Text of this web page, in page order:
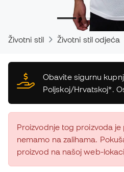
Životni stil Životni stil odjeća
Obavite sigurnu
Poljskoj/Hrvatskoj*.
Proizvodnje tog proizvoda je
nemamo na zalihama.
proizvod na našoj web-